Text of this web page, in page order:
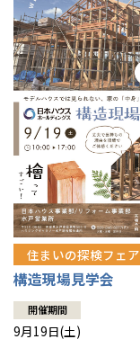
住まいの探検フェア
構造現場見学会
開催期間
9月19日(土)